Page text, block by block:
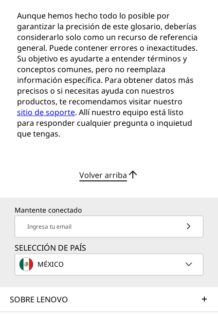
Aunque hemos hecho todo lo posible por
garantizar la precisión de este glosario, deberías
considerarlo solo como un recurso de referencia
general. Puede contener errores o inexactitudes.
Su objetivo es ayudarte a entender términos y
conceptos comunes, pero no reemplaza
información específica. Para obtener datos más
precisos o si necesitas ayuda con nuestros
productos, te recomendamos visitar nuestro
sitio de soporte. Allí nuestro equipo está listo
para responder cualquier pregunta o inquietud
que tengas.
Volver arriba
Mantente conectado
Ingresa tu email
SELECCIÓN DE PAÍS
MÉXICO
SOBRE LENOVO